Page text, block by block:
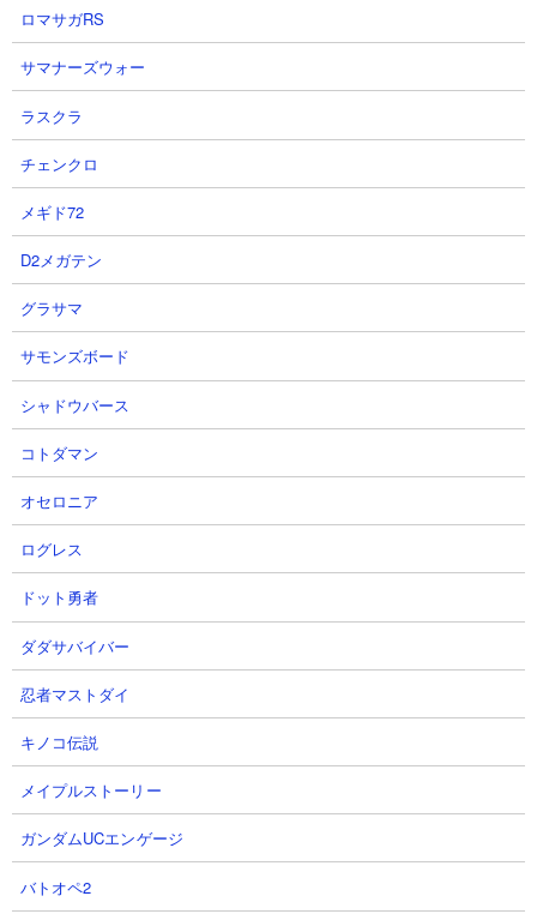
特殊能力： 100％の確率で烈波（射程150～350）を放つ、
100％の確率で吹っ飛ばす
属性： 赤い敵
ヒウマ
体力： 496,000
攻撃力： 108,000
射程： 1200～1500（遠方範囲攻撃、感知射程800）
KB： 4回
特殊能力： なし
属性： 赤い敵
アックマ閣下
ロマサガRS
サマナーズウォー
ラスクラ
チェンクロ
メギド72
D2メガテン
グラサマ
サモンズボード
シャドウバース
コトダマン
オセロニア
ログレス
ドット勇者
ダダサバイバー
忍者マストダイ
キノコ伝説
メイプルストーリー
ガンダムUCエンゲージ
バトオペ2